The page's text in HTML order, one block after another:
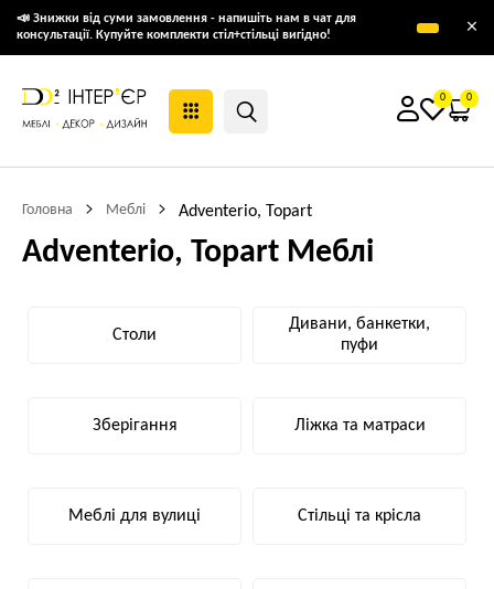
📣 Знижки від суми замовлення - напишіть нам в чат для
консультації. Купуйте комплекти стіл+стільці вигідно!
×
0 0
Головна Меблі Adventerio, Topart
Adventerio, Topart Меблі
Столи
Дивани, банкетки,
пуфи
Зберігання Ліжка та матраси
Меблі для вулиці Стільці та крісла